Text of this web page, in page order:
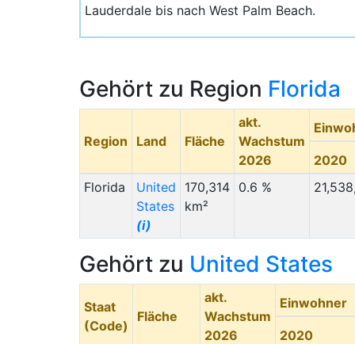
Lauderdale bis nach West Palm Beach.
Gehört zu Region Florida
Region Land Fläche
akt.
Wachstum
2026
2020
Florida
United
States
(i)
170,314
km²
0.6 %
Gehört zu United States
Staat
(Code)
Fläche
akt.
Wachstum
2026
Einwohner
2020